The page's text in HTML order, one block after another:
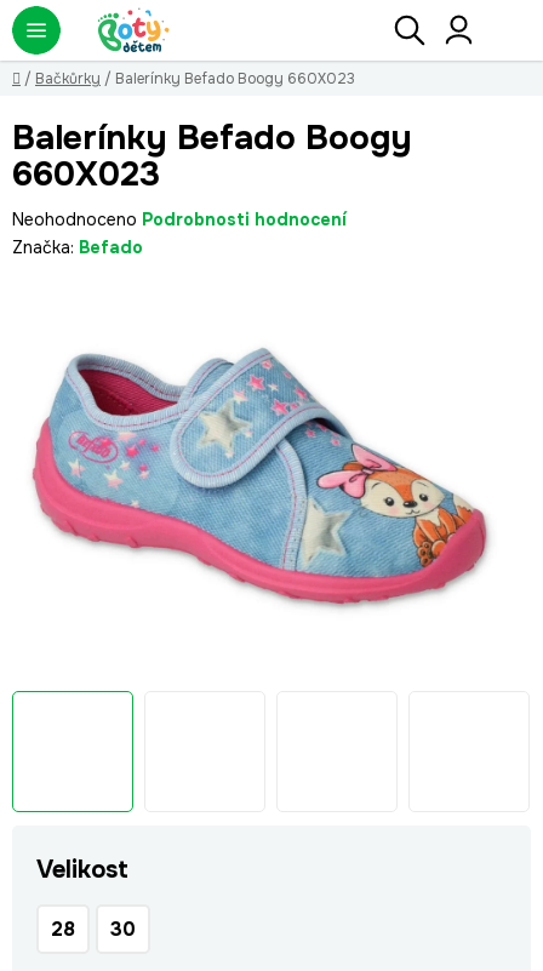
Přejít
na
obsah
Hledat
Domů
/ Bačkůrky / Balerínky Befado Boogy 660X023
Velikost
28 30
Balerínky Befado Boogy
660X023
Průměrné
hodnocení
hvězdiček.
Neohodnoceno Podrobnosti hodnocení
Značka: Befado